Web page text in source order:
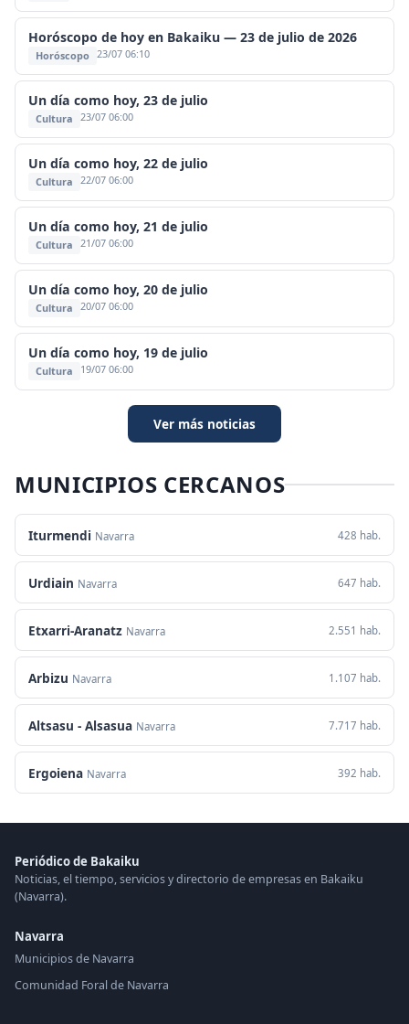
Horóscopo de hoy en Bakaiku — 23 de julio de 2026
Horóscopo 23/07 06:10
Un día como hoy, 23 de julio
Cultura 23/07 06:00
Un día como hoy, 22 de julio
Cultura 22/07 06:00
Un día como hoy, 21 de julio
Cultura 21/07 06:00
Un día como hoy, 20 de julio
Cultura 20/07 06:00
Un día como hoy, 19 de julio
Cultura 19/07 06:00
Ver más noticias
MUNICIPIOS CERCANOS
Iturmendi Navarra 428 hab.
Urdiain Navarra 647 hab.
Etxarri-Aranatz Navarra 2.551 hab.
Arbizu Navarra 1.107 hab.
Altsasu - Alsasua Navarra 7.717 hab.
Ergoiena Navarra 392 hab.
Periódico de Bakaiku
Noticias, el tiempo, servicios y directorio de empresas en Bakaiku
(Navarra).
Navarra
Municipios de Navarra
Comunidad Foral de Navarra